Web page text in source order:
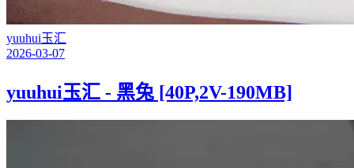
yuuhui玉汇
2026-03-07
yuuhui玉汇 - 黑兔 [40P,2V-190MB]